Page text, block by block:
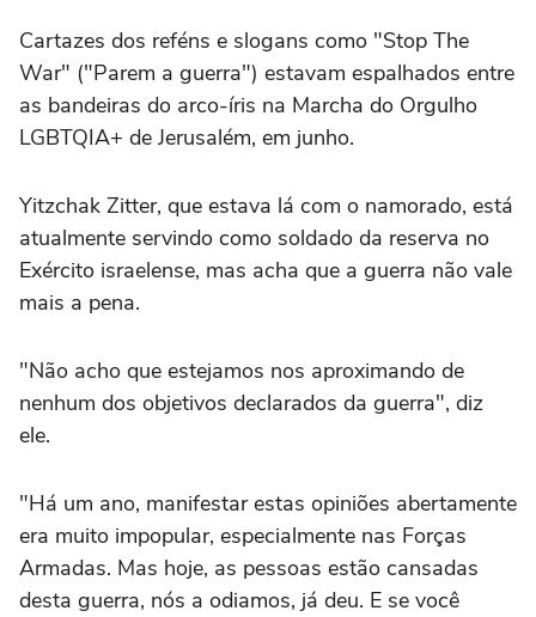
Cartazes dos reféns e slogans como "Stop The
War" ("Parem a guerra") estavam espalhados entre
as bandeiras do arco-íris na Marcha do Orgulho
LGBTQIA+ de Jerusalém, em junho.
Yitzchak Zitter, que estava lá com o namorado, está
atualmente servindo como soldado da reserva no
Exército israelense, mas acha que a guerra não vale
mais a pena.
"Não acho que estejamos nos aproximando de
nenhum dos objetivos declarados da guerra", diz
ele.
"Há um ano, manifestar estas opiniões abertamente
era muito impopular, especialmente nas Forças
Armadas. Mas hoje, as pessoas estão cansadas
desta guerra, nós a odiamos, já deu. E se você